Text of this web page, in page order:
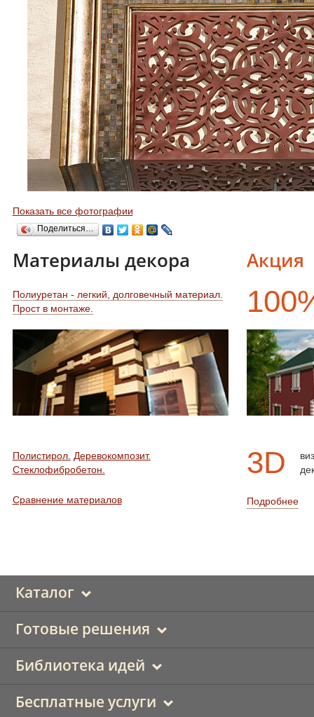
Показать все фотографии
Поделиться…
Акция
3D
Подробнее
Материалы декора
Полиуретан - легкий, долговечный материал.
Прост в монтаже.
Полистирол. Деревокомпозит.
Стеклофибробетон.
Сравнение материалов
Каталог
Готовые решения
Библиотека идей
Бесплатные услуги